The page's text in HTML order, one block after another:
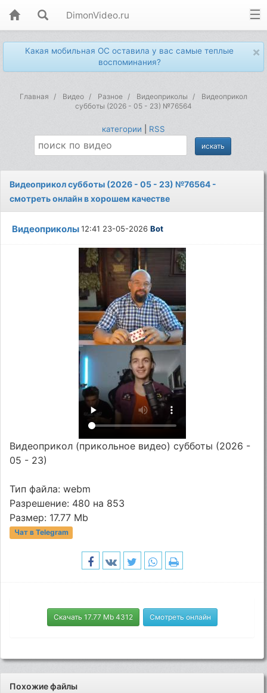
DimonVideo.ru
×
Какая мобильная ОС оставила у вас самые теплые
воспоминания?
Главная Видео Разное Видеоприколы
Видеоприкол
субботы (2026 - 05 - 23) №76564
категории RSS
Видеоприкол субботы (2026 - 05 - 23) №76564 -
смотреть онлайн в хорошем качестве
Видеоприколы12:41 23-05-2026Bot
Видеоприкол (прикольное видео) субботы (2026 -
05 - 23)
Тип файла: webm
Разрешение: 480 на 853
Размер: 17.77 Mb
Чат в Telegram
Скачать 17.77 Mb 4312 Смотреть онлайн
Похожие файлы